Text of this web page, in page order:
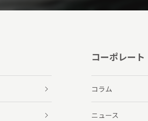
コーポレート
コラム
ニュース